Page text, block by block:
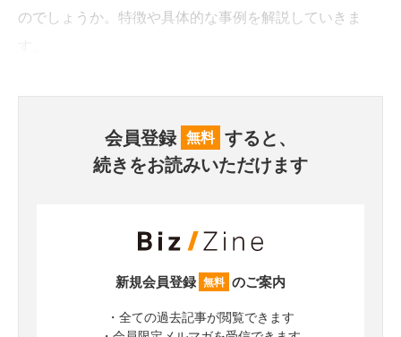
のでしょうか。特徴や具体的な事例を解説していきま
会員登録 無料 すると、
続きをお読みいただけます
新規会員登録 無料 のご案内
・全ての過去記事が閲覧できます